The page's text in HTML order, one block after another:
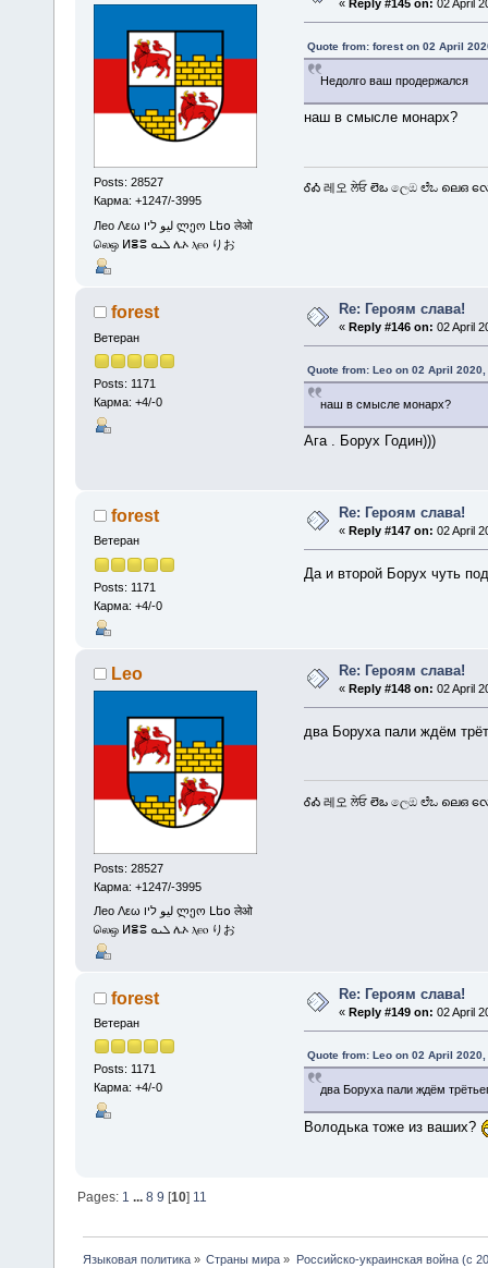
Posts: 28527
Карма: +1247/-3995
Лео Λεω ليو ליו ლეო Լեօ लेओ
லெஒ ⵍⴻⵓ ܠܝܘ ሌኦ ⲗⲉⲟ りお
« Reply #145 on: 02 April
Quote from: forest on 02 April
Недолго ваш продержался
наш в смысле монарх?
ᎴᎣ 레오 ਲੇਓ లెఒ ලෙඔ ಲೆಒ ലെഒ လ
forest
Ветеран
Posts: 1171
Карма: +4/-0
Re: Героям слава!
« Reply #146 on: 02 April
Quote from: Leo on 02 April 2020,
наш в смысле монарх?
Ага . Борух Годин)))
forest
Ветеран
Posts: 1171
Карма: +4/-0
Re: Героям слава!
«Reply #147 on: 02 April
Да и второй Борух чуть
Leo
Posts: 28527
Карма: +1247/-3995
Лео Λεω ليو ליו ლეო Լեօ लेओ
லெஒ ⵍⴻⵓ ܠܝܘ ሌኦ ⲗⲉⲟ りお
Re: Героям слава!
«Reply #148 on: 02 April
два Боруха пали ждём
ᎴᎣ 레오 ਲੇਓ లెఒ ලෙඔ ಲೆಒ ലെഒ လ
forest
Ветеран
Posts: 1171
Карма: +4/-0
Re: Героям слава!
« Reply #149 on: 02 April
Quote from: Leo on 02 April 2020,
два Боруха пали ждём
Володька тоже из ваших?
Pages: 1 ...8 9 [10] 11
Языковая политика» Страны мира » Российско-украинская война (с